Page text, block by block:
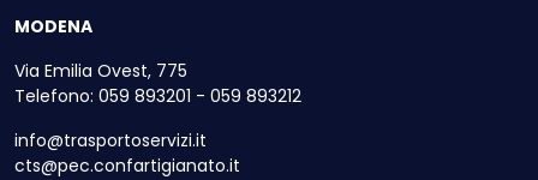
MODENA
Via Emilia Ovest, 775
Telefono: 059 893201 - 059 893212
info@trasportoservizi.it
cts@pec.confartigianato.it